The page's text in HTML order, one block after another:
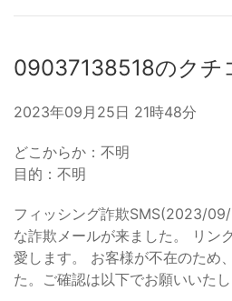
09037138518のクチ
2023年09月25日 21時48分
どこからか：不明
目的：不明
フィッシング詐欺SMS(2023/
な詐欺メールが来ました。 リン
愛します。 お客様が不在のため
た。ご確認は以下でお願いいたし